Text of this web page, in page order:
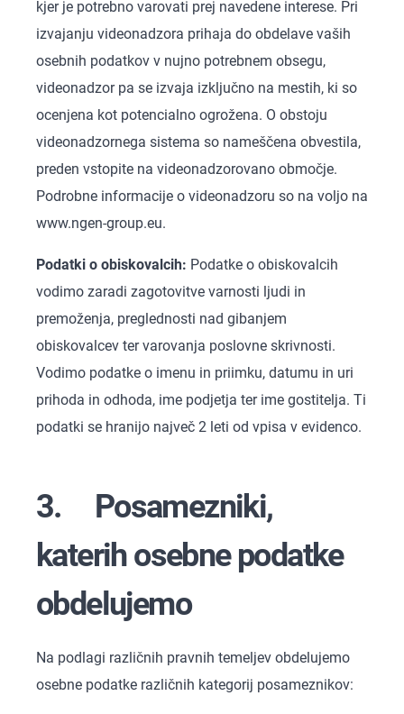
kjer je potrebno varovati prej navedene interese. Pri
izvajanju videonadzora prihaja do obdelave vaših
osebnih podatkov v nujno potrebnem obsegu,
videonadzor pa se izvaja izključno na mestih, ki so
ocenjena kot potencialno ogrožena. O obstoju
videonadzornega sistema so nameščena obvestila,
preden vstopite na videonadzorovano območje.
Podrobne informacije o videonadzoru so na voljo na
www.ngen-group.eu.
Podatki o obiskovalcih: Podatke o obiskovalcih
vodimo zaradi zagotovitve varnosti ljudi in
premoženja, preglednosti nad gibanjem
obiskovalcev ter varovanja poslovne skrivnosti.
Vodimo podatke o imenu in priimku, datumu in uri
prihoda in odhoda, ime podjetja ter ime gostitelja. Ti
podatki se hranijo največ 2 leti od vpisa v evidenco.
3. Posamezniki,
katerih osebne podatke
obdelujemo
Na podlagi različnih pravnih temeljev obdelujemo
osebne podatke različnih kategorij posameznikov: